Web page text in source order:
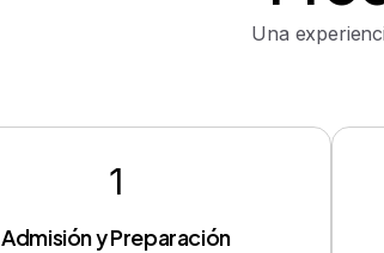
Una
1
Admisión y Preparación